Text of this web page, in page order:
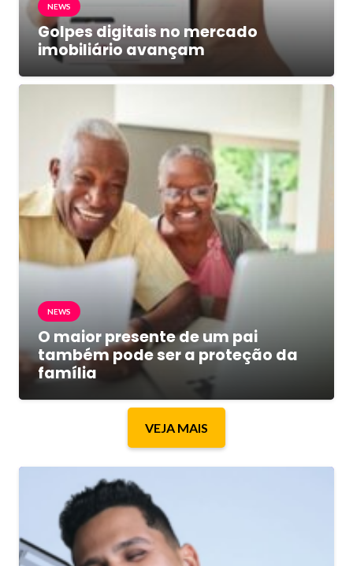
NEWS
Golpes digitais no mercado
imobiliário avançam
NEWS
O maior presente de um pai
também pode ser a proteção da
família
VEJA MAIS